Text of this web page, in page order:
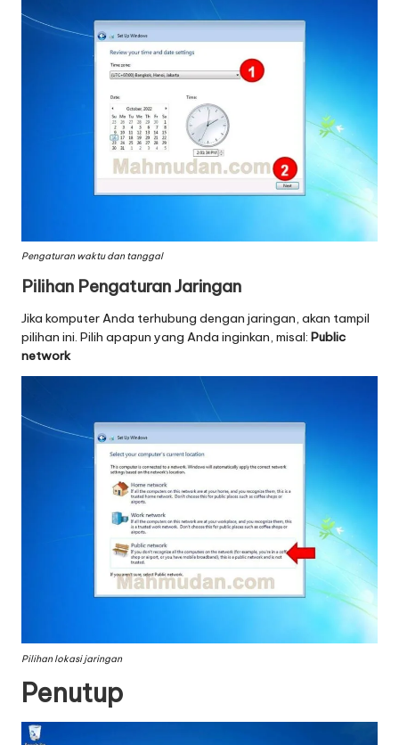
Pengaturan waktu dan tanggal
Pilihan Pengaturan Jaringan
Jika komputer Anda terhubung dengan jaringan, akan tampil
pilihan ini. Pilih apapun yang Anda inginkan, misal: Public
network
Pilihan lokasi jaringan
Penutup